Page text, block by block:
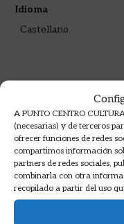
A PUNTO CENTRO
(necesarias) y de terceros
ofrecer funciones de redes
compartimos información
partners de redes sociales,
combinarla con otra
recopilado a partir del uso
Idioma
Castellano
Algunas
Opiniones en